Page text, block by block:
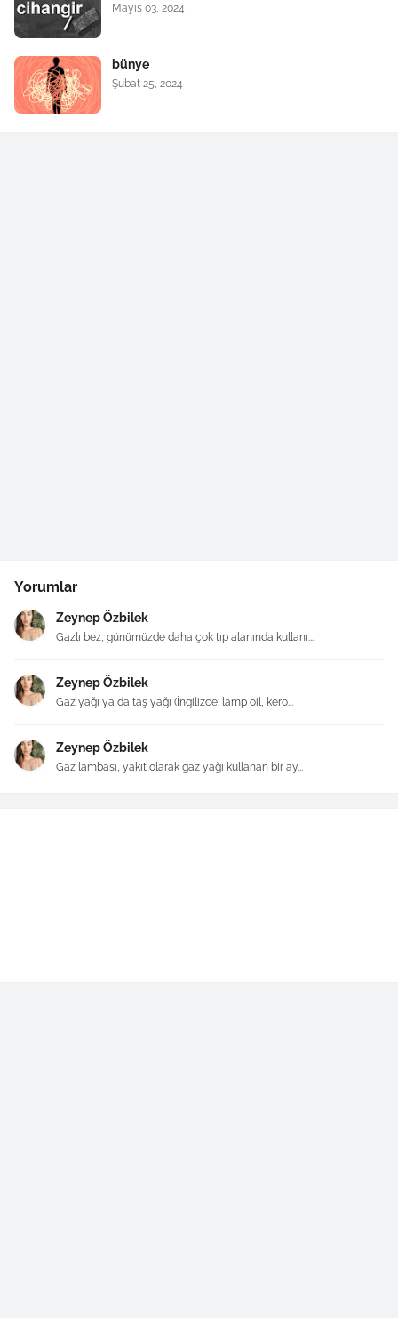
Mayıs 03, 2024
bünye
Şubat 25, 2024
Yorumlar
Zeynep Özbilek
Gazlı bez, günümüzde daha çok tıp alanında kullanı...
Zeynep Özbilek
Gaz yağı ya da taş yağı (İngilizce: lamp oil, kero...
Zeynep Özbilek
Gaz lambası, yakıt olarak gaz yağı kullanan bir ay...